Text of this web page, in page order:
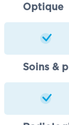
Optique
Soins &